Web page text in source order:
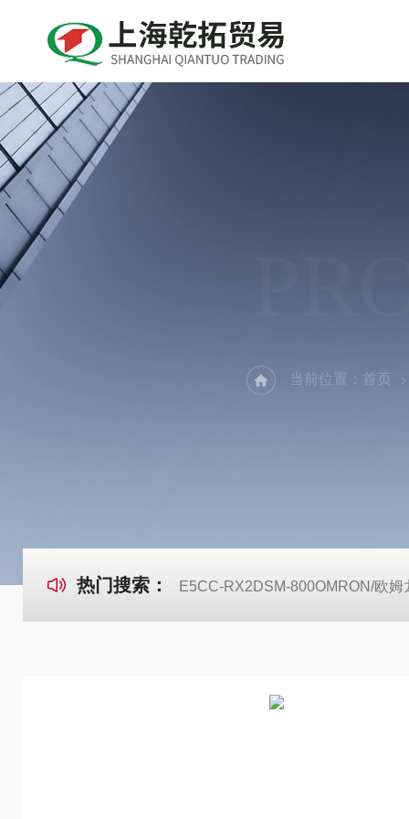
当前位置： 首页
热门搜索： E5CC-RX2DSM-800OMRON/欧